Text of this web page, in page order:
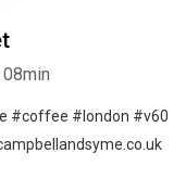
08min
#coffee #london #v60